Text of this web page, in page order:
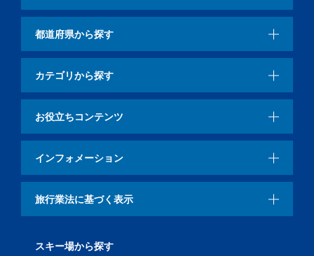
都道府県から探す
カテゴリから探す
お役立ちコンテンツ
インフォメーション
旅行業法に基づく表示
スキー場から探す